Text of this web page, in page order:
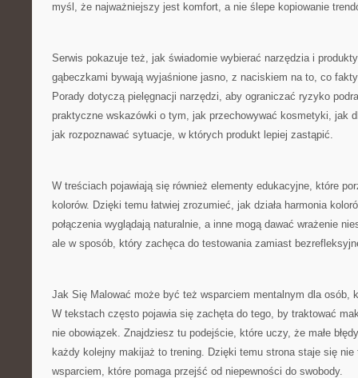
myśl, że najważniejszy jest komfort, a nie ślepe kopiowanie
Serwis pokazuje też, jak świadomie wybierać narzędzia i
gąbeczkami bywają wyjaśnione jasno, z naciskiem na to, co
Porady dotyczą pielęgnacji narzędzi, aby ograniczać ryzyko
praktyczne wskazówki o tym, jak przechowywać kosmetyki, jak
jak rozpoznawać sytuacje, w których produkt lepiej zastąpić.
W treściach pojawiają się również elementy edukacyjne, które
kolorów. Dzięki temu łatwiej zrozumieć, jak działa harmonia
połączenia wyglądają naturalnie, a inne mogą dawać wrażenie
ale w sposób, który zachęca do testowania zamiast
Jak Się Malować może być też wsparciem mentalnym dla osób,
W tekstach często pojawia się zachęta do tego, by traktować
nie obowiązek. Znajdziesz tu podejście, które uczy, że małe
każdy kolejny makijaż to trening. Dzięki temu strona staje się
wsparciem, które pomaga przejść od niepewności do swobody.